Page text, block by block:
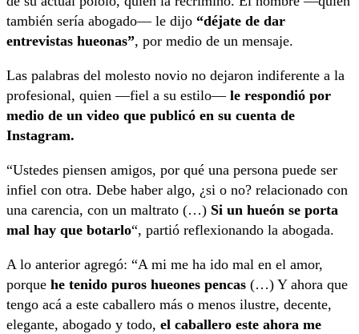
también sería abogado— le dijo “déjate de dar
entrevistas hueonas”, por medio de un mensaje.
Las palabras del molesto novio no dejaron indiferente a la
profesional, quien —fiel a su estilo— le respondió por
medio de un video que publicó en su cuenta de
Instagram.
“Ustedes piensen amigos, por qué una persona puede ser
infiel con otra. Debe haber algo, ¿si o no? relacionado con
una carencia, con un maltrato (…) Si un hueón se porta
mal hay que botarlo“, partió reflexionando la abogada.
A lo anterior agregó: “A mi me ha ido mal en el amor,
porque he tenido puros hueones pencas (…) Y ahora que
tengo acá a este caballero más o menos ilustre, decente,
elegante, abogado y todo, el caballero este ahora me